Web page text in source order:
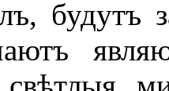
будутъ